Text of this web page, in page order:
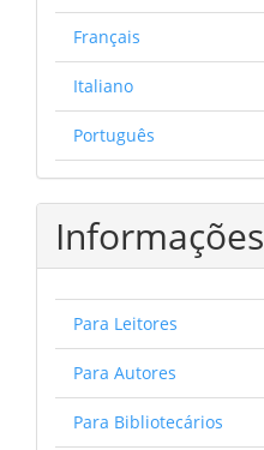
Français
Italiano
Português
Informações
Para Leitores
Para Autores
Para Bibliotecários